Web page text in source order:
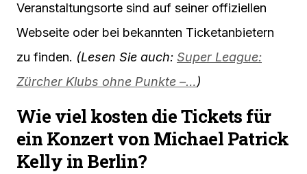
Veranstaltungsorte sind auf seiner offiziellen
Webseite oder bei bekannten Ticketanbietern
zu finden. (Lesen Sie auch: Super League:
Zürcher Klubs ohne Punkte –…)
Wie viel kosten die Tickets für
ein Konzert von Michael Patrick
Kelly in Berlin?